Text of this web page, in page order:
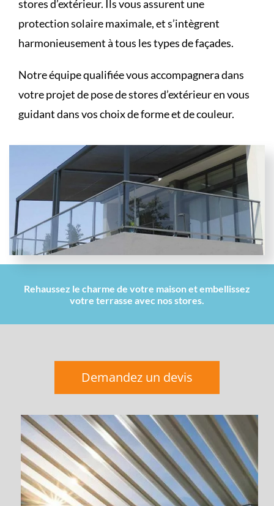
stores d’extérieur. Ils vous assurent une
protection solaire maximale, et s’intègrent
harmonieusement à tous les types de façades.
Notre équipe qualifiée vous accompagnera dans
votre projet de pose de stores d’extérieur en vous
guidant dans vos choix de forme et de couleur.
Rehaussez le charme de votre maison et embellissez
votre terrasse avec nos stores.
Demandez un devis